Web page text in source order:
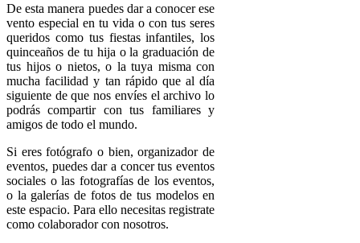
De esta manera puedes dar a conocer ese
vento especial en tu vida o con tus seres
queridos como tus fiestas infantiles, los
quinceaños de tu hija o la graduación de
tus hijos o nietos, o la tuya misma con
mucha facilidad y tan rápido que al día
siguiente de que nos envíes el archivo lo
podrás compartir con tus familiares y
amigos de todo el mundo.
Si eres fotógrafo o bien, organizador de
eventos, puedes dar a concer tus eventos
sociales o las fotografías de los eventos,
o la galerías de fotos de tus modelos en
este espacio. Para ello necesitas registrate
como colaborador con nosotros.